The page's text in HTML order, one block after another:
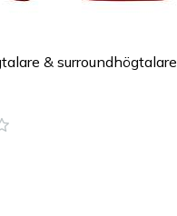
& surroundhögtalare